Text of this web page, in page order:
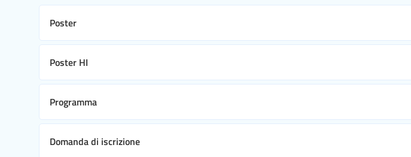
Poster
Poster HI
Programma
Domanda di iscrizione